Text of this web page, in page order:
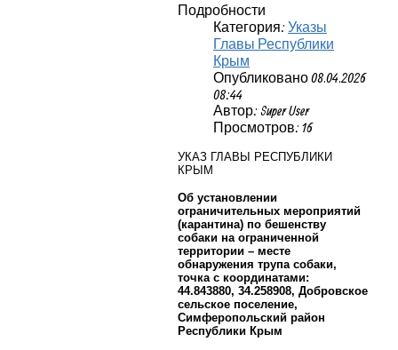
Подробности
Категория: Указы
Главы Республики
Крым
Опубликовано 08.04.2026
08:44
Автор: Super User
Просмотров: 16
УКАЗ ГЛАВЫ РЕСПУБЛИКИ
КРЫМ
Об установлении
ограничительных мероприятий
(карантина) по бешенству
собаки на ограниченной
территории – месте
обнаружения трупа собаки,
точка с координатами:
44.843880, 34.258908, Добровское
сельское поселение,
Симферопольский район
Республики Крым